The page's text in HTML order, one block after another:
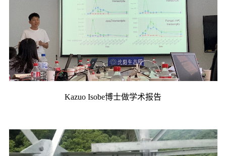
Kazuo Isobe博士做学术报告